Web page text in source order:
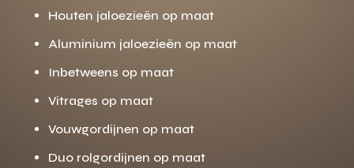
Houten jaloezieën op maat
Aluminium jaloezieën op maat
Inbetweens op maat
Vitrages op maat
Vouwgordijnen op maat
Duo rolgordijnen op maat